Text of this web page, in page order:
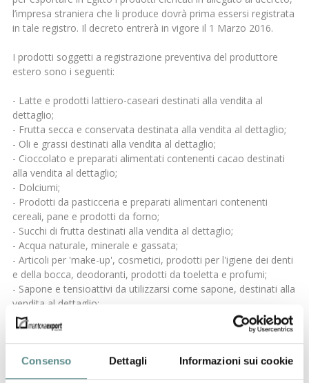
Consenso Dettagli Informazioni sui cookie
l’impresa straniera che li produce dovrà prima essersi registrata
in tale registro. Il decreto entrerà in vigore il 1 Marzo 2016.
I prodotti soggetti a registrazione preventiva del produttore
estero sono i seguenti:
- Latte e prodotti lattiero-caseari destinati alla vendita al
dettaglio;
- Frutta secca e conservata destinata alla vendita al dettaglio;
- Oli e grassi destinati alla vendita al dettaglio;
- Cioccolato e preparati alimentati contenenti cacao destinati
alla vendita al dettaglio;
- Dolciumi;
- Prodotti da pasticceria e preparati alimentari contenenti
cereali, pane e prodotti da forno;
- Succhi di frutta destinati alla vendita al dettaglio;
- Acqua naturale, minerale e gassata;
- Articoli per 'make-up', cosmetici, prodotti per l'igiene dei denti
e della bocca, deodoranti, prodotti da toeletta e profumi;
- Sapone e tensioattivi da utilizzarsi come sapone, destinati alla
vendita al dettaglio;
- Rivestimenti per pavimenti;
- Stoviglie, posate e utensili da cucina;
- Vasche da bagno, lavabi, acquai, articoli da bagno, tazze e
coperchi per WC;
- Carta igienica, carta cosmetica, pannolini e assorbenti igienici;